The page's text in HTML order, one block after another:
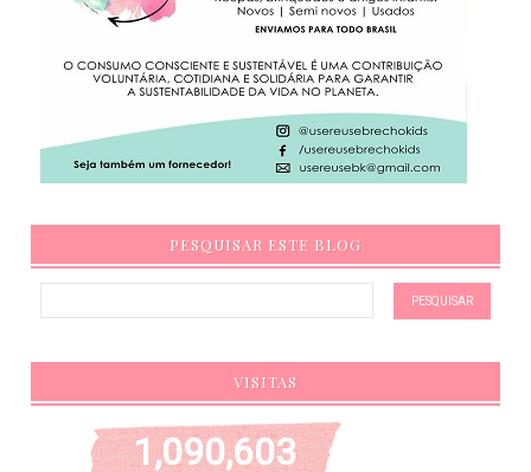
PESQUISAR ESTE BLOG
VISITAS
1,090,603